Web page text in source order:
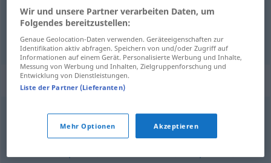
rozštĕpitse PF
Synonyme für "aufspalten"
aufschlüsseln , unterteilen aufgliedern,
Wir und unsere Partner verarbeiten Daten, um
Folgendes bereitzustellen:
Genaue Geolocation-Daten verwenden. Geräteeigenschaften zur
Identifikation aktiv abfragen. Speichern von und/oder Zugriff auf
Informationen auf einem Gerät. Personalisierte Werbung und Inhalte,
Messung von Werbung und Inhalten, Zielgruppenforschung und
Entwicklung von Dienstleistungen.
Liste der Partner (Lieferanten)
Mehr Optionen Akzeptieren